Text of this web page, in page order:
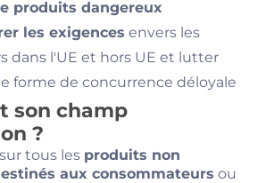
produits dangereux
les exigences envers les
dans l'UE et hors UE et lutter
forme de concurrence déloyale
son champ
?
tous les produits non
aux consommateurs ou